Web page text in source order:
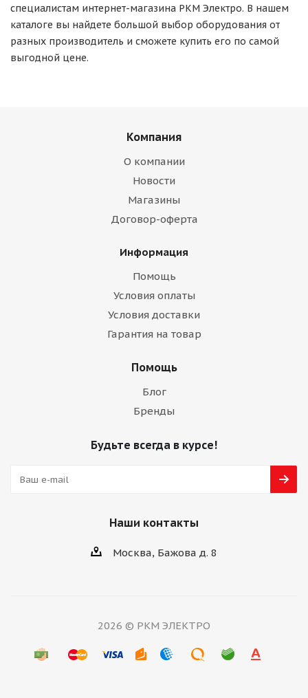
специалистам интернет-магазина РКМ Электро. В нашем
каталоге вы найдете большой выбор оборудования от
разных производитель и сможете купить его по самой
выгодной цене.
Компания
О компании
Новости
Магазины
Договор-оферта
Информация
Помощь
Условия оплаты
Условия доставки
Гарантия на товар
Помощь
Блог
Бренды
Будьте всегда в курсе!
Наши контакты
Москва, Бажова д. 8
2026 © РКМ ЭЛЕКТРО